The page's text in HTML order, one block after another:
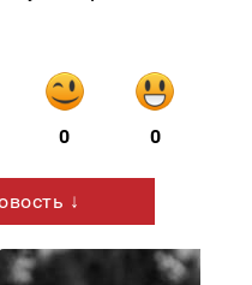
0 0
↓